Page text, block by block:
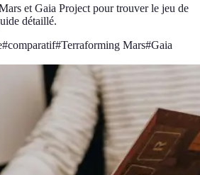
et Gaia Project pour trouver le jeu de
détaillé.
#comparatif#Terraforming Mars#Gaia